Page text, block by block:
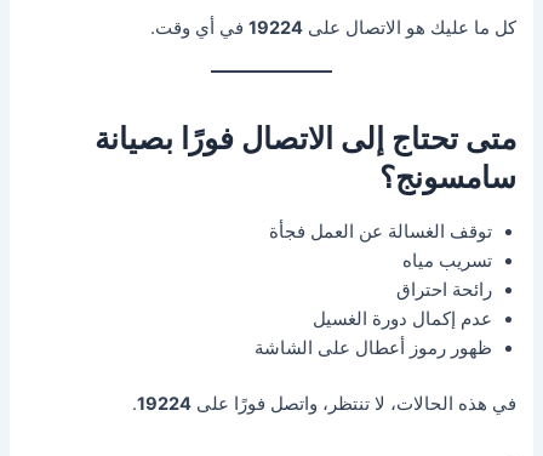
كل ما عليك هو الاتصال على19224 في أي وقت.
متى تحتاج إلى الاتصال فورًا بصيانة
سامسونج؟
توقف الغسالة عن العمل فجأة
تسريب مياه
رائحة احتراق
عدم إكمال دورة الغسيل
ظهور رموز أعطال على الشاشة
في هذه الحالات، لا تنتظر، واتصل فورًا على19224
.